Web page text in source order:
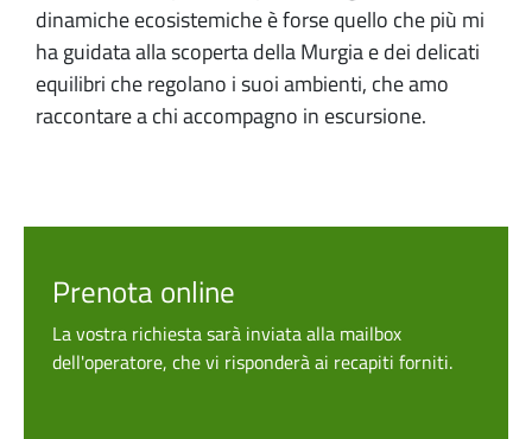
dinamiche ecosistemiche è forse quello che più mi
ha guidata alla scoperta della Murgia e dei delicati
equilibri che regolano i suoi ambienti, che amo
raccontare a chi accompagno in escursione.
Prenota online
La vostra richiesta sarà inviata alla mailbox
dell'operatore, che vi risponderà ai recapiti forniti.